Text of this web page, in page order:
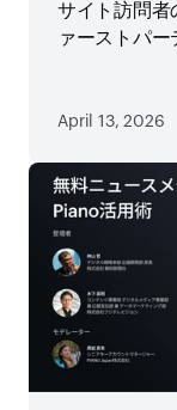
サイト訪問者
ァーストパー
April 13, 2026